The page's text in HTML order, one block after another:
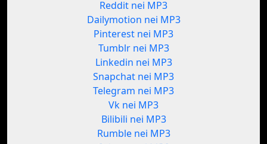
Reddit nei MP3
Dailymotion nei MP3
Pinterest nei MP3
Tumblr nei MP3
Linkedin nei MP3
Snapchat nei MP3
Telegram nei MP3
Vk nei MP3
Bilibili nei MP3
Rumble nei MP3